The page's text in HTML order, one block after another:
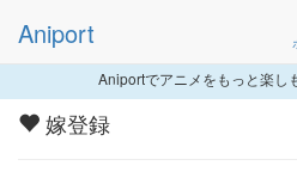
Aniport
Aniportでアニメをもっと楽しも
嫁登録